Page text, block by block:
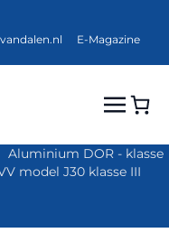
E-Magazine
Aluminium DOR - klasse
model J30 klasse III